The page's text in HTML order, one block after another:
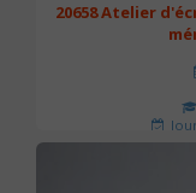
20658 Atelier